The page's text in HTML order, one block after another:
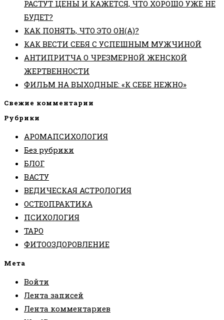
РАСТУТ ЦЕНЫ И КАЖЕТСЯ, ЧТО ХОРОШО УЖЕ НЕ
БУДЕТ?
КАК ПОНЯТЬ, ЧТО ЭТО ОН(А)?
КАК ВЕСТИ СЕБЯ С УСПЕШНЫМ МУЖЧИНОЙ
АНТИПРИТЧА О ЧРЕЗМЕРНОЙ ЖЕНСКОЙ
ЖЕРТВЕННОСТИ
ФИЛЬМ НА ВЫХОДНЫЕ: «К СЕБЕ НЕЖНО»
Свежие комментарии
Рубрики
АРОМАПСИХОЛОГИЯ
Без рубрики
БЛОГ
ВАСТУ
ВЕДИЧЕСКАЯ АСТРОЛОГИЯ
ОСТЕОПРАКТИКА
ПСИХОЛОГИЯ
ТАРО
ФИТООЗДОРОВЛЕНИЕ
Мета
Войти
Лента записей
Лента комментариев